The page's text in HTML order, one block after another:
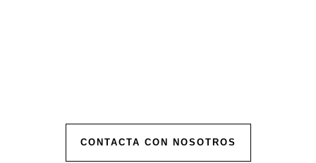
CONTACTA CON NOSOTROS